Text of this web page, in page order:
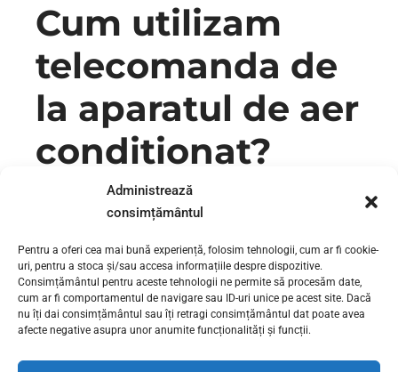
Administrează
consimțământul
Pentru a oferi cea mai bună experiență, folosim tehnologii, cum ar fi cookie-
uri, pentru a stoca și/sau accesa informațiile despre dispozitive.
Consimțământul pentru aceste tehnologii ne permite să procesăm date,
cum ar fi comportamentul de navigare sau ID-uri unice pe acest site. Dacă
nu îți dai consimțământul sau îți retragi consimțământul dat poate avea
afecte negative asupra unor anumite funcționalități și funcții.
Cum utilizam
telecomanda de
la aparatul de aer
conditionat?
Reparatii si igienizare aer conditionat Instalare aer
conditionat – Umplere cu freon aer conditionat –
multe aparate de aer conditionat, sub diferite forme, culori,
cu un consum tot mai scazut, dar si cu mai multe functii
decat cele de acum 15 ani. | reparatii aer conditionat...